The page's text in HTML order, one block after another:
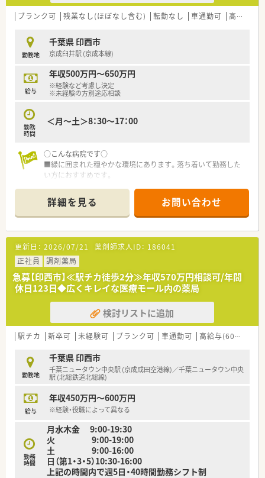
ブランク可 残業なし(ほぼなし含む) 転勤なし 車通勤可 高給与(600万円以上)
勤務地
千葉県 印西市
京成臼井駅 (京成本線)
給与
年収500万円～650万円
※経験など考慮し決定
※未経験の方別途応相談
勤務
時間
＜月～土＞8：30～17：00
○こんな病院です○
■緑に囲まれた穏やかな環境にあります。落ち着いて勤務した
い方におすすめです。
■ご年齢やご経験は問いません！前向きな姿勢などを重視し採用
を検討しています。
○こんな方におすすめ○
■17時までのお仕事を探されている方
■車通勤希望の方
詳細を見る お問い合わせ
更新日： 2026/07/21 薬剤師求人ID： 186041
正社員
調剤薬局
急募【印西市】≪駅チカ徒歩2分≫年収570万円相談可/年間
休日123日◆広くキレイな医療モール内の薬局
検討リストに追加
駅チカ 新卒可 未経験可 ブランク可 車通勤可 高給与(600万円以上)
勤務地
千葉県 印西市
千葉ニュータウン中央駅 (京成成田空港線)／千葉ニュータウン中央
駅 (北総鉄道北総線)
給与
年収450万円～600万円
※経験・役職によって異なる
勤務
時間
月水木金 9:00-19:30
火 9:00-19:00
土 9:00-16:00
日（第1・3・5）10:30-16:00
上記の時間内で週5日・40時間勤務シフト制